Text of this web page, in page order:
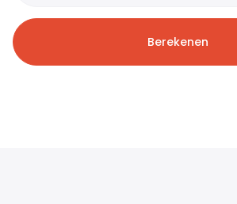
Berekenen